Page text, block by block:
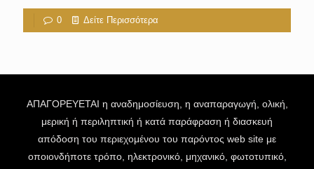
0 Δείτε Περισσότερα
ΑΠΑΓΟΡΕΥΕΤΑΙ η αναδημοσίευση, η αναπαραγωγή, ολική,
μερική ή περιληπτική ή κατά παράφραση ή διασκευή
απόδοση του περιεχομένου του παρόντος web site με
οποιονδήποτε τρόπο, ηλεκτρονικό, μηχανικό, φωτοτυπικό,